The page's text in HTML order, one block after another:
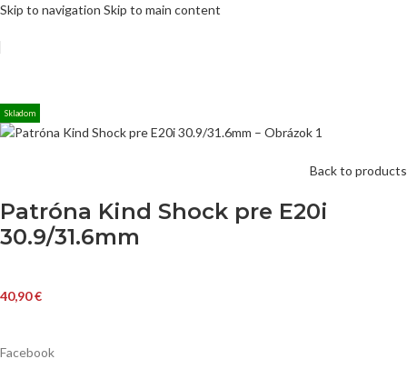
Skip to navigation Skip to main content
Skladom
Back to products
Patróna Kind Shock pre E20i
30.9/31.6mm
40,90€
Facebook